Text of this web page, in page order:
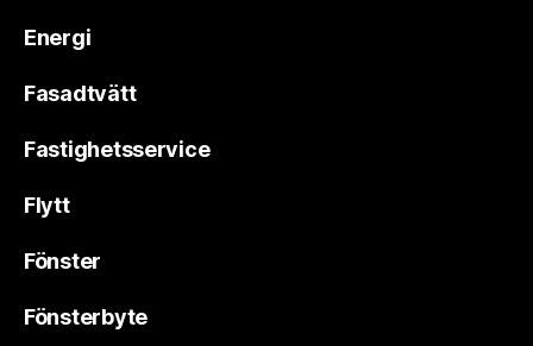
Energi
Fasadtvätt
Fastighetsservice
Flytt
Fönster
Fönsterbyte